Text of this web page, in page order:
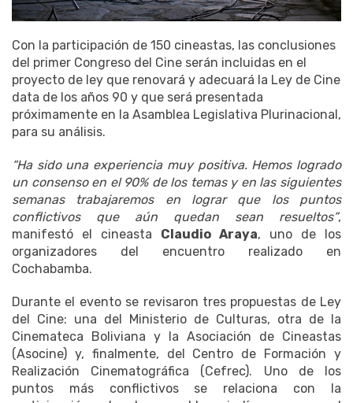
Con la participación de 150 cineastas, las conclusiones
del primer Congreso del Cine serán incluidas en el
proyecto de ley que renovará y adecuará la Ley de Cine
data de los años 90 y que será presentada
próximamente en la Asamblea Legislativa Plurinacional,
para su análisis.
“Ha sido una experiencia muy positiva. Hemos logrado
un consenso en el 90% de los temas y en las siguientes
semanas trabajaremos en lograr que los puntos
conflictivos que aún quedan sean resueltos”,
manifestó el cineasta Claudio Araya, uno de los
organizadores del encuentro realizado en
Cochabamba.
Durante el evento se revisaron tres propuestas de Ley
del Cine: una del Ministerio de Culturas, otra de la
Cinemateca Boliviana y la Asociación de Cineastas
(Asocine) y, finalmente, del Centro de Formación y
Realización Cinematográfica (Cefrec). Uno de los
puntos más conflictivos se relaciona con la